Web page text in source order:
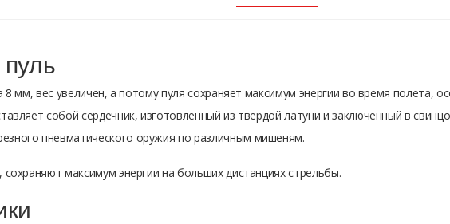
8 мм, вес увеличен, а потому пуля сохраняет максимум энергии во время полета,
собой сердечник, изготовленный из твердой латуни и заключенный в
пневматического оружия по различным мишеням.
сохраняют максимум энергии на больших дистанциях стрельбы.